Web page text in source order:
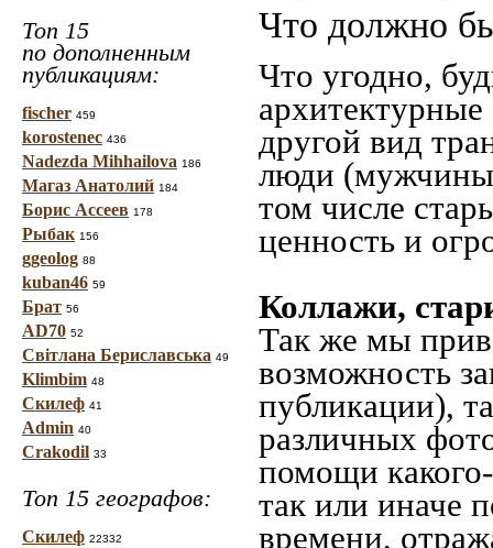
Топ 15
по дополненным
публикациям:
fischer 459
korostenec 436
Nadezda Mihhailova 186
Магаз Анатолий 184
Борис Ассеев 178
Рыбак 156
ggeolog 88
kuban46 59
Брат 56
AD70 52
Світлана Бериславська 49
Klimbim 48
Скилеф 41
Admin 40
Crakodil 33
Топ 15 географов:
Скилеф 22332
Что должно
Что угодно,
другой вид
люди
том числе
ценность и
Коллажи,
Так же мы
возможность
публикации),
различных
помощи
так или иначе
времени,